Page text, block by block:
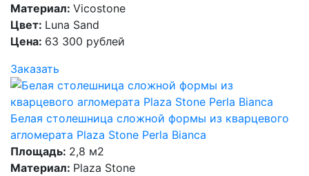
Материал: Vicostone
Цвет: Luna Sand
Цена: 63 300 рублей
Заказать
Белая столешница сложной формы из кварцевого
агломерата Plaza Stone Perla Bianca
Площадь: 2,8 м2
Материал: Plaza Stone